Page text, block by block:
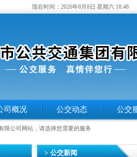
现在时间： 2026年8月8日 星期六 18:48
司概况 公交动态 公交
限公司网站，请选择您需要的服务
> 公交新闻